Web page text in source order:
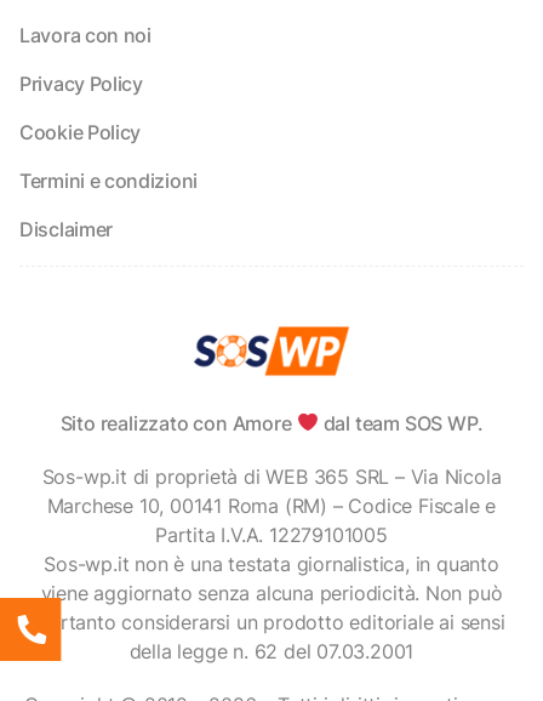
Lavora con noi
Privacy Policy
Cookie Policy
Termini e condizioni
Disclaimer
Sito realizzato con Amore dal team SOS WP.
Sos-wp.it di proprietà di WEB 365 SRL – Via Nicola
Marchese 10, 00141 Roma (RM) – Codice Fiscale e
Partita I.V.A. 12279101005
Sos-wp.it non è una testata giornalistica, in quanto
viene aggiornato senza alcuna periodicità. Non può
pertanto considerarsi un prodotto editoriale ai sensi
della legge n. 62 del 07.03.2001